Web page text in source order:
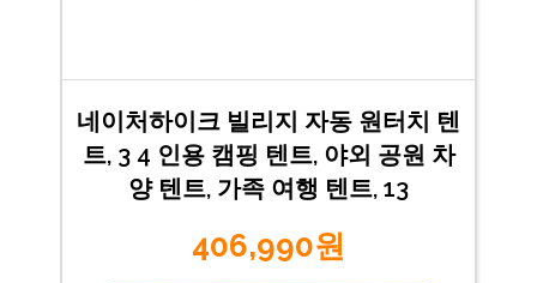
네이처하이크 빌리지 자동 원터치 텐
트, 3 4 인용 캠핑 텐트, 야외 공원 차
양 텐트, 가족 여행 텐트, 13
406,990원